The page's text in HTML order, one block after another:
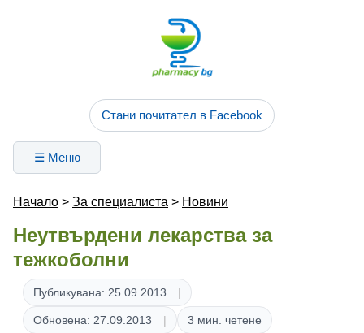
Стани почитател в Facebook
☰ Меню
Начало > За специалиста > Новини
Неутвърдени лекарства за
тежкоболни
Публикувана: 25.09.2013
Обновена: 27.09.2013
3 мин. четене